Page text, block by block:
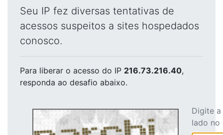
Seu IP fez diversas tentativas de
acessos suspeitos a sites hospedados
conosco.
Para liberar o acesso do IP 216.73.216.40,
responda ao desafio abaixo.
Digite
lado no